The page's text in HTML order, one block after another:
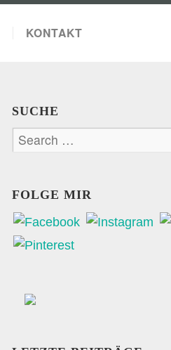
KONTAKT
SUCHE
FOLGE MIR